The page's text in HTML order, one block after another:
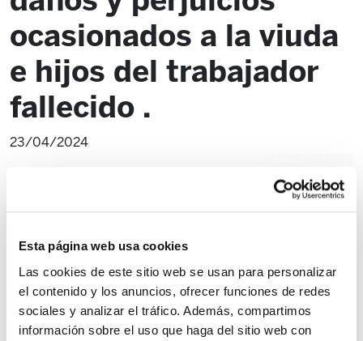
Esta página web usa cookies
Las cookies de este sitio web se usan para personalizar
el contenido y los anuncios, ofrecer funciones de redes
sociales y analizar el tráfico. Además, compartimos
información sobre el uso que haga del sitio web con
ocasionados a la viuda
e hijos del trabajador
fallecido .
23/04/2024